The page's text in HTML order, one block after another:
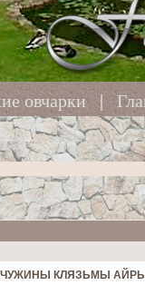
овчарки|
КЛЯЗЬМЫ